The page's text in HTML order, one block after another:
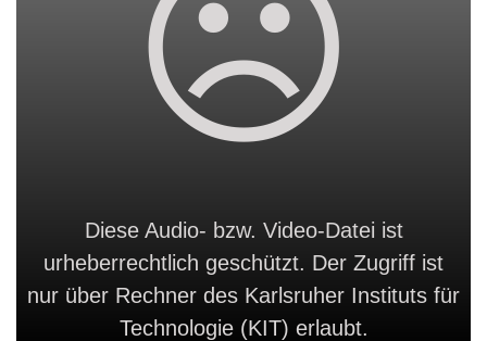
Diese Audio- bzw. Video-Datei ist
urheberrechtlich geschützt. Der Zugriff ist
nur über Rechner des Karlsruher Instituts für
Technologie (KIT) erlaubt.